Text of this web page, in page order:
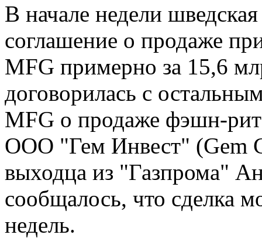
В начале недели
соглашение о продаже
MFG примерно за 15,6
договорилась с
MFG о продаже фэшн-
ООО "Гем Инвест" (Gem
выходца из "Газпрома"
сообщалось, что сделка
недель.